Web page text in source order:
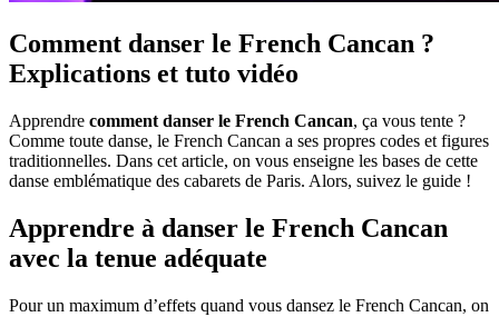
Comment danser le French Cancan ?
Explications et tuto vidéo
Apprendre comment danser le French Cancan, ça vous tente ?
Comme toute danse, le French Cancan a ses propres codes et figures
traditionnelles. Dans cet article, on vous enseigne les bases de cette
danse emblématique des cabarets de Paris. Alors, suivez le guide !
Apprendre à danser le French Cancan
avec la tenue adéquate
Pour un maximum d’effets quand vous dansez le French Cancan, on